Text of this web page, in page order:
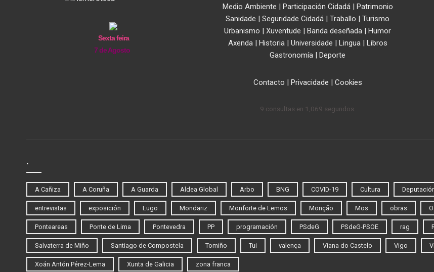
Sexta feira
7 de Agosto
Medio Ambiente | Participación Cidadá| Patrimonio
Sanidade | Seguridade Cidadá | Traballo | Turismo
Urbanismo | Xuventude | Banda deseñada | Humor
Axenda| Historia| Universidade | Lingua| Libros
Gastronomía | Deporte
Contacto | Privacidade | Cookies
9 consultas en 1,069 segundos.
.
A Cañiza A Coruña A Guarda Aldea Global Arbo BNG COVID-19 Cultura
entrevistas exposición Lugo Mondariz Monforte de Lemos Monção Mos obras
Ponteareas Ponte de Lima Pontevedra PP programación PSdeG PSdeG-PSOE rag
Salvaterra de Miño Santiago de Compostela Tomiño Tui valença Viana do Castelo Vigo
Xoán Antón Pérez-Lema Xunta de Galicia zona franca